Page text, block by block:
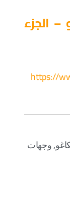
الجزء
https://
, وجهات